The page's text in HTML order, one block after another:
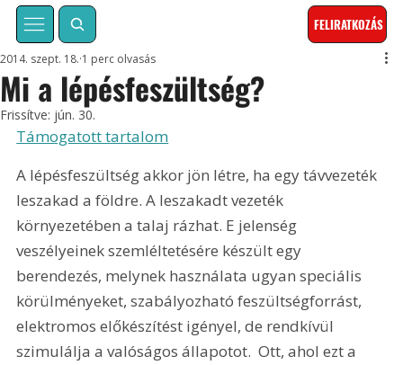
FELIRATKOZÁS
Mi a lépésfeszültség?
2014. szept. 18. 1 perc olvasás
Frissítve: jún. 30.
Támogatott tartalom
A lépésfeszültség akkor jön létre, ha egy távvezeték
leszakad a földre. A leszakadt vezeték
környezetében a talaj rázhat. E jelenség
veszélyeinek szemléltetésére készült egy
berendezés, melynek használata ugyan speciális
körülményeket, szabályozható feszültségforrást,
elektromos előkészítést igényel, de rendkívül
szimulálja a valóságos állapotot.  Ott, ahol ezt a